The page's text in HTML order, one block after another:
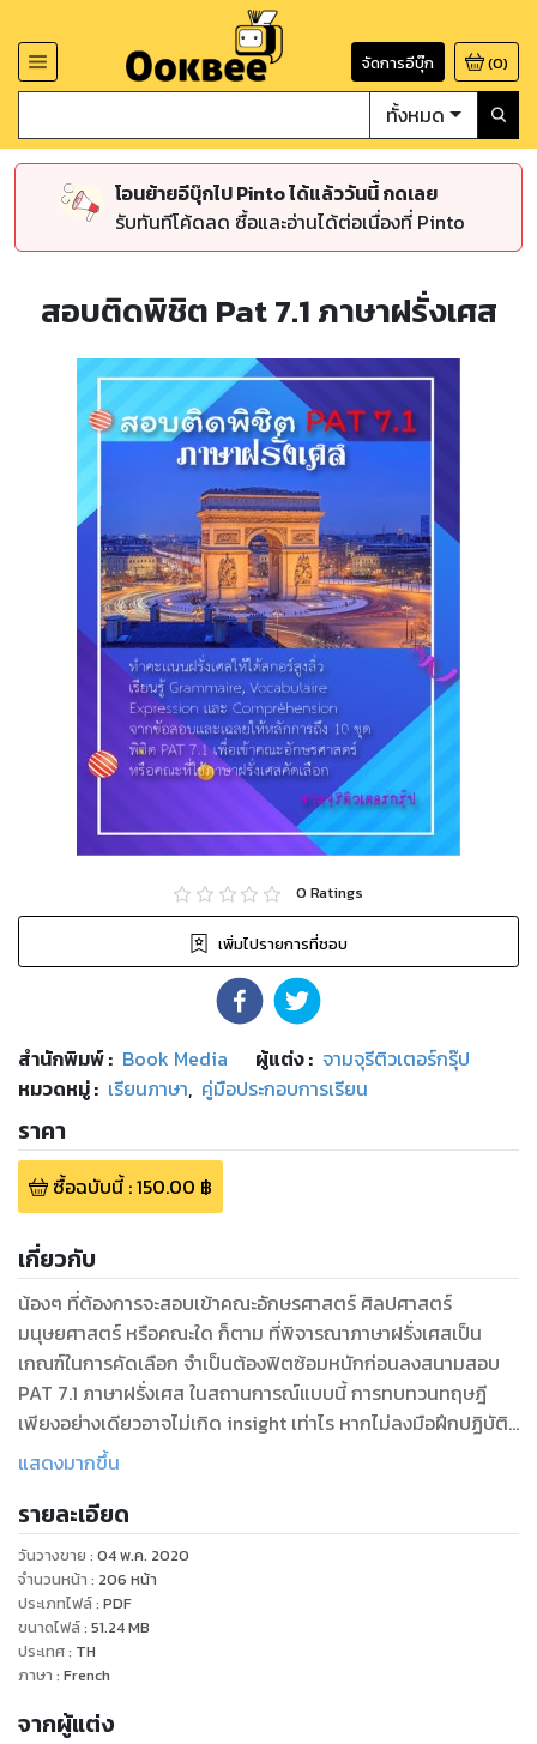
จัดการอีบุ๊ก (0)
ทั้งหมด
โอนย้ายอีบุ๊กไป Pinto ได้แล้ววันนี้ กดเลย
รับทันทีโค้ดลด ซื้อและอ่านได้ต่อเนื่องที่ Pinto
สอบติดพิชิต Pat 7.1 ภาษาฝรั่งเศส
0 Ratings
เพิ่มไปรายการที่ชอบ
สำนักพิมพ์: Book Media ผู้แต่ง : จามจุรีติวเตอร์กรุ๊ป
หมวดหมู่: เรียนภาษา, คู่มือประกอบการเรียน
ราคา
ซื้อฉบับนี้:150.00 ฿
เกี่ยวกับ
น้องๆ ที่ต้องการจะสอบเข้าคณะอักษรศาสตร์ ศิลปศาสตร์
มนุษยศาสตร์ หรือคณะใด ก็ตาม ที่พิจารณาภาษาฝรั่งเศสเป็น
เกณฑ์ในการคัดเลือก จำเป็นต้องฟิตซ้อมหนักก่อนลงสนามสอบ
PAT 7.1 ภาษาฝรั่งเศส ในสถานการณ์แบบนี้ การทบทวนทฤษฎี
เพียงอย่างเดียวอาจไม่เกิด insight เท่าไร หากไม่ลงมือฝึกปฏิบัติ
จริง ด้วยการทำข้อสอบเยอะๆ
ทบทวนความรู้ภาษาฝรั่งเศสจากการทำข้อสอบจริง โดยมีคำเฉลย
แบบให้แนวคิดและหลักการที่สามารถนำไปใช้ในการสอบได้ผลชัวร์
เพื่อเพิ่มทักษะด้าน Grammaire, Vocabulaire, Expressions
แสดงมากขึ้น
รายละเอียด
วันวางขาย : 04 พ.ค. 2020
จำนวนหน้า : 206 หน้า
ประเภทไฟล์: PDF
ขนาดไฟล์: 51.24MB
ประเทศ: TH
ภาษา : French
จากผู้แต่ง